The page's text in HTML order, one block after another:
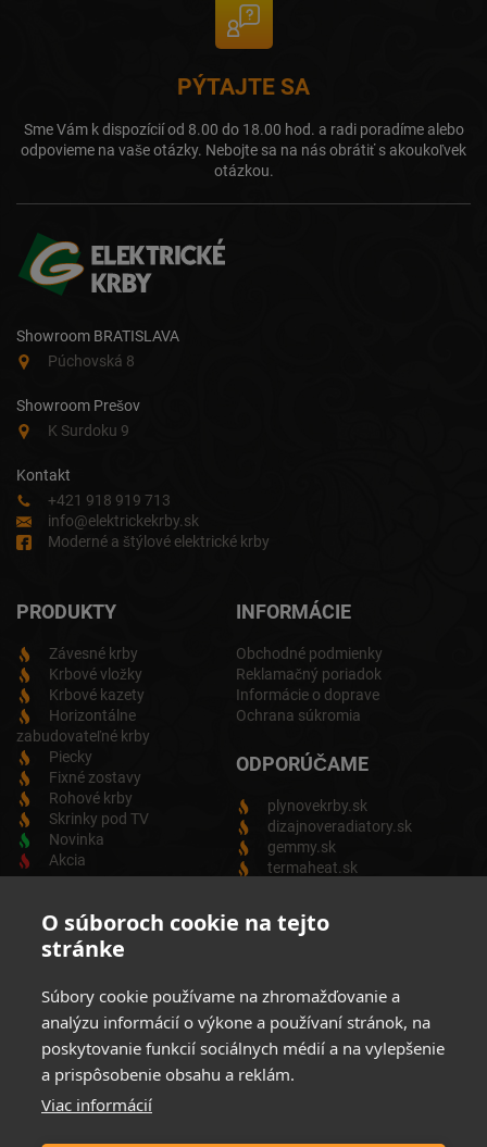
O súboroch cookie na tejto
stránke
Súbory cookie používame na zhromažďovanie a
analýzu informácií o výkone a používaní stránok, na
poskytovanie funkcií sociálnych médií a na vylepšenie
a prispôsobenie obsahu a reklám.
Viac informácií
PÝTAJTE SA
Sme Vám k dispozícií od 8.00 do 18.00 hod. a radi poradíme alebo
odpovieme na vaše otázky. Nebojte sa na nás obrátiť s akoukoľvek
otázkou.
Showroom BRATISLAVA
Púchovská 8
Showroom Prešov
K Surdoku 9
Kontakt
+421 918 919 713
info@elektrickekrby.sk
Moderné a štýlové elektrické krby
PRODUKTY
Závesné krby
Krbové vložky
Krbové kazety
Horizontálne
zabudovateľné krby
Piecky
Fixné zostavy
Rohové krby
Skrinky pod TV
Novinka
Akcia
INFORMÁCIE
Obchodné podmienky
Reklamačný poriadok
Informácie o doprave
Ochrana súkromia
ODPORÚČAME
plynovekrby.sk
dizajnoveradiatory.sk
gemmy.sk
termaheat.sk
ODBER NEWSLETTRA
Zadajte svoju e-mailovú adresu a budete vždy informovaný o
Elektrických produktov.
Súhlasim so spracovaním osobných údajov